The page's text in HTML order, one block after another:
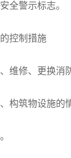
全警示标志。
控制措施
维修、更换消
构筑物设施的